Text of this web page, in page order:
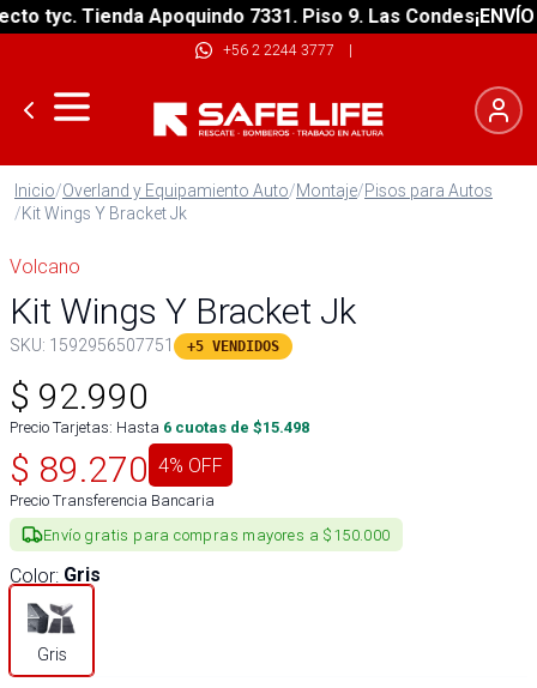
tyc. Tienda Apoquindo 7331. Piso 9. Las Condes¡ENVÍO
+56 2 2244 3777 |
Inicio/Overland y Equipamiento Auto/Montaje/Pisos para Autos
/Kit Wings Y Bracket Jk
Volcano
Kit Wings Y Bracket Jk
SKU: 1592956507751 +5 VENDIDOS
$ 92.990
Precio Tarjetas: Hasta 6 cuotas de $15.498
$ 89.270 4% OFF
Precio Transferencia Bancaria
Envío gratis para compras mayores a $150.000
Color: Gris
Gris